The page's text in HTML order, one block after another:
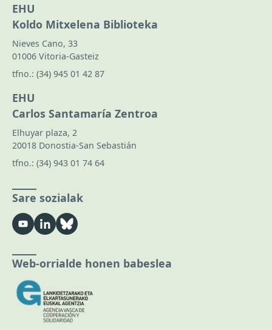
EHU
Koldo Mitxelena Biblioteka
Nieves Cano, 33
01006 Vitoria-Gasteiz
tfno.: (34) 945 01 42 87
EHU
Carlos Santamaría Zentroa
Elhuyar plaza, 2
20018 Donostia-San Sebastián
tfno.: (34) 943 01 74 64
Sare sozialak
Web-orrialde honen babeslea